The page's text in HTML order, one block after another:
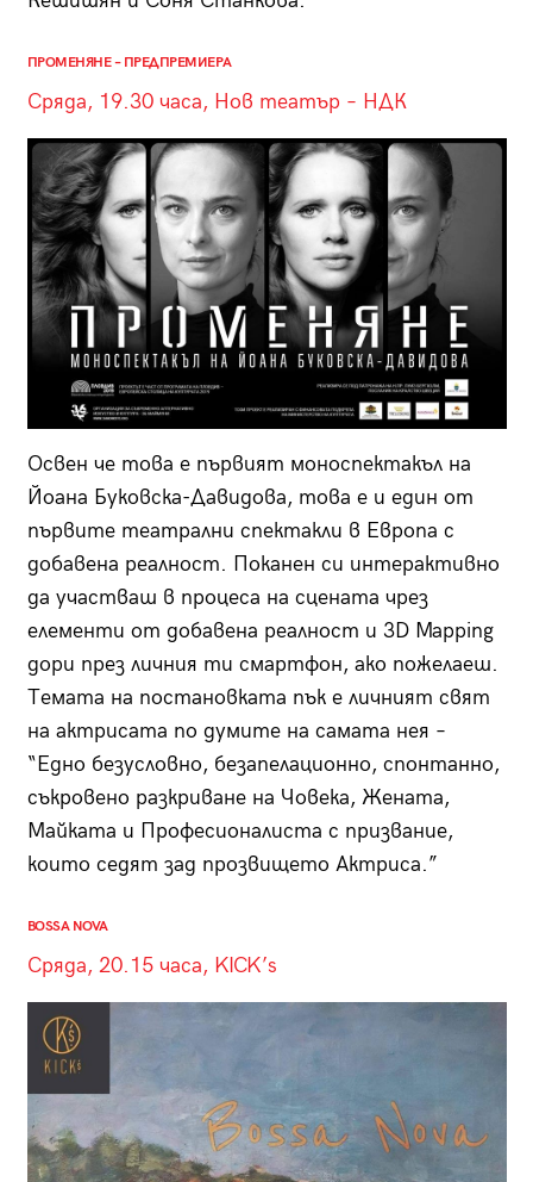
ПРОМЕНЯНЕ – ПРЕДПРЕМИЕРА
Сряда, 19.30 часа, Нов театър – НДК
Освен че това е първият моноспектакъл на
Йоана Буковска-Давидова, това е и един от
първите театрални спектакли в Европа с
добавена реалност. Поканен си интерактивно
да участваш в процеса на сцената чрез
елементи от добавена реалност и 3D Mapping
дори през личния ти смартфон, ако пожелаеш.
Темата на постановката пък е личният свят
на актрисата по думите на самата нея –
“Едно безусловно, безапелационно, спонтанно,
съкровено разкриване на Човека, Жената,
Майката и Професионалиста с призвание,
които седят зад прозвището Актриса.”
BOSSA NOVA
Сряда, 20.15 часа, KICK’s